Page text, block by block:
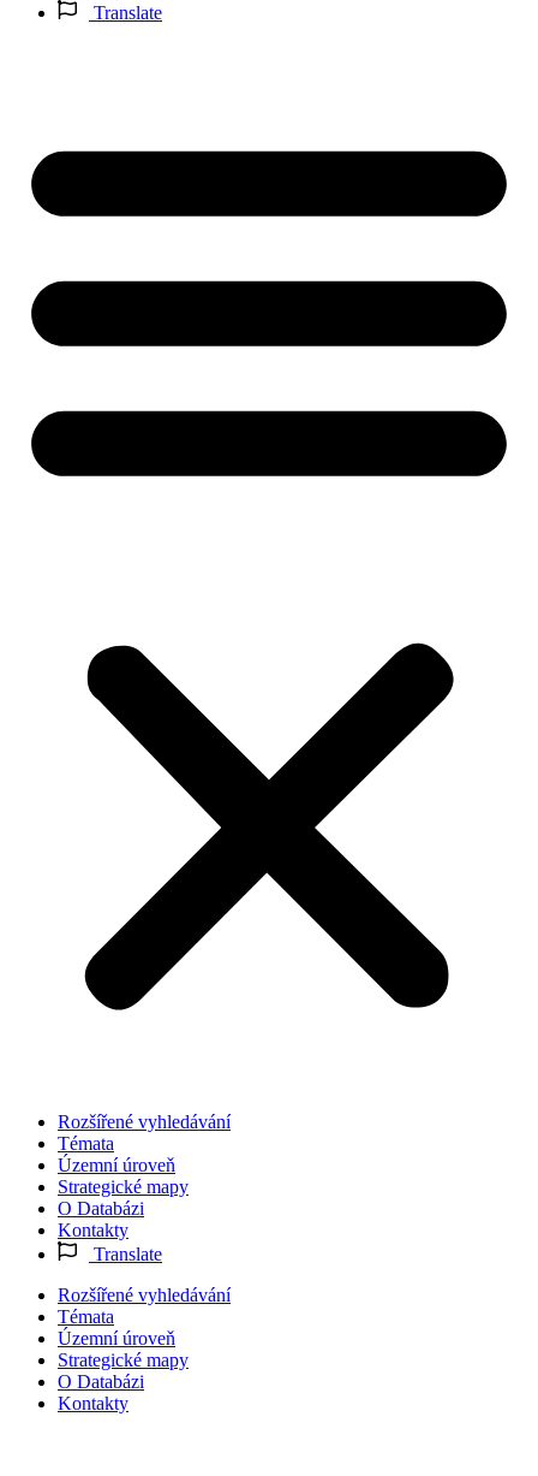
Translate
Rozšířené vyhledávání
Témata
Územní úroveň
Strategické mapy
O Databázi
Kontakty
Translate
Rozšířené vyhledávání
Témata
Územní úroveň
Strategické mapy
O Databázi
Kontakty